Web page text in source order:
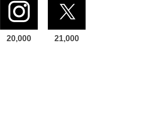
20,000 21,000